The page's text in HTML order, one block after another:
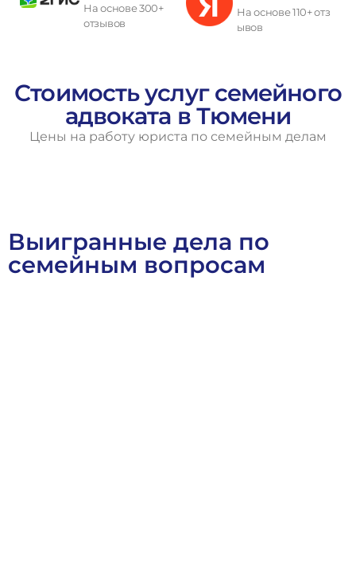
На основе 300+
отзывов
На основе 110+ отз
ывов
Стоимость услуг семейного
адвоката в Тюмени
Цены на работу юриста по семейным делам
Выигранные дела по
семейным вопросам